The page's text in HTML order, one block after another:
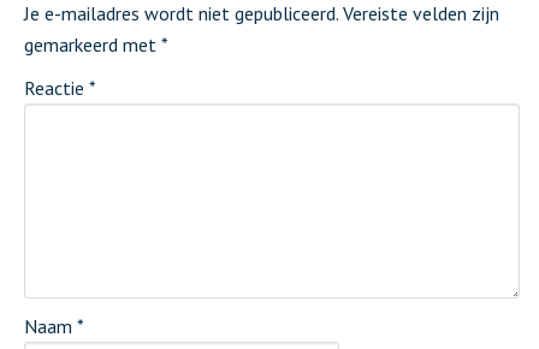
Je e-mailadres wordt niet gepubliceerd. Vereiste velden zijn
gemarkeerd met *
Reactie *
Naam *